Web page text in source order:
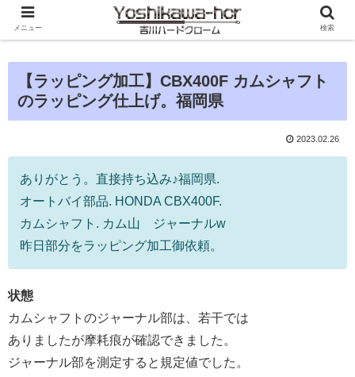
【ラッピング加工】CBX400F カムシャフト
のラッピング仕上げ。福岡県
2023.02.26
ありがとう。直接持ち込み♪福岡県.
オートバイ部品. HONDA CBX400F.
カムシャフト. カム山 ジャーナルw
昨日部分をラッピング加工御依頼。
状態
カムシャフトのジャーナル部は、若干では
ありましたが摩耗痕が確認できました。
ジャーナル部を測定すると規定値でした。
メニュー 検索